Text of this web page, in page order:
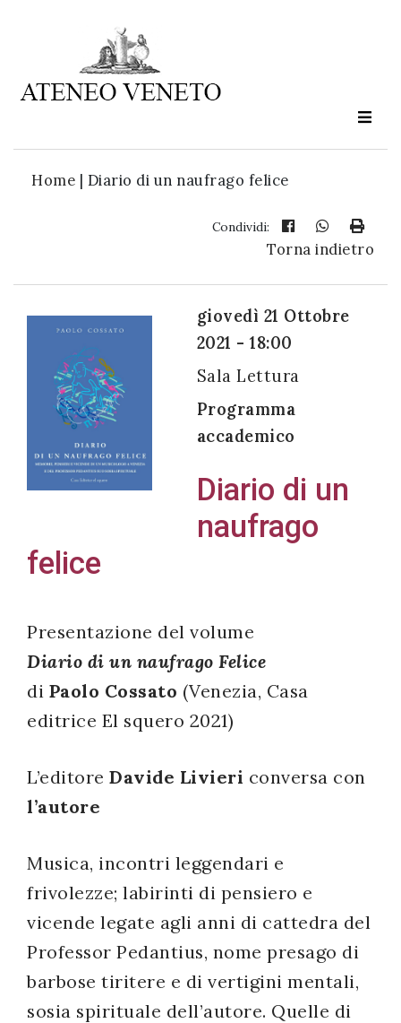
Home | Diario di un naufrago felice
Condividi:
Torna indietro
giovedì 21 Ottobre
2021 - 18:00
Sala Lettura
Programma
accademico
Diario di un
naufrago
felice
Presentazione del volume
Diario di un naufrago Felice
di Paolo Cossato (Venezia, Casa
editrice El squero 2021)
L’editore Davide Livieri conversa con
l’autore
Musica, incontri leggendari e
frivolezze; labirinti di pensiero e
vicende legate agli anni di cattedra del
Professor Pedantius, nome presago di
barbose tiritere e di vertigini mentali,
sosia spirituale dell’autore. Quelle di
Ateneo
è
cultura
newsletter:
miei dati
personali in
con il
decreto
196/03
Registrazione
avvenuta con